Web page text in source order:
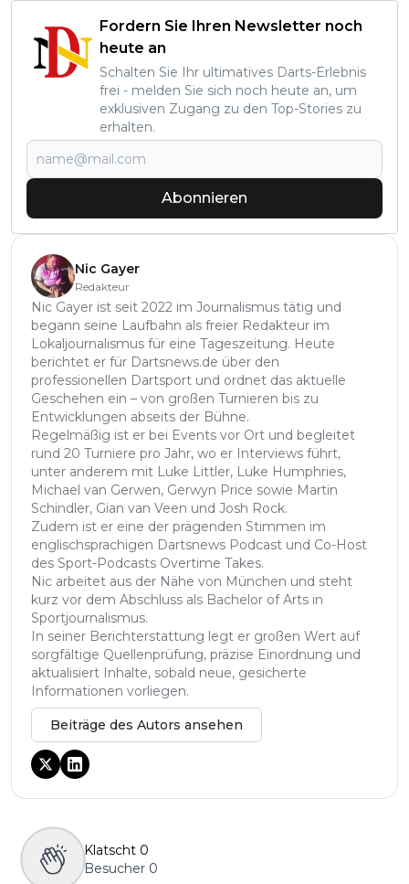
Fordern Sie Ihren Newsletter noch
heute an
Schalten Sie Ihr ultimatives Darts-Erlebnis
frei - melden Sie sich noch heute an, um
exklusiven Zugang zu den Top-Stories zu
erhalten.
Abonnieren
Nic Gayer
Redakteur
Nic Gayer ist seit 2022 im Journalismus tätig und
begann seine Laufbahn als freier Redakteur im
Lokaljournalismus für eine Tageszeitung. Heute
berichtet er für Dartsnews.de über den
professionellen Dartsport und ordnet das aktuelle
Geschehen ein – von großen Turnieren bis zu
Entwicklungen abseits der Bühne.
Regelmäßig ist er bei Events vor Ort und begleitet
rund 20 Turniere pro Jahr, wo er Interviews führt,
unter anderem mit Luke Littler, Luke Humphries,
Michael van Gerwen, Gerwyn Price sowie Martin
Schindler, Gian van Veen und Josh Rock.
Zudem ist er eine der prägenden Stimmen im
englischsprachigen Dartsnews Podcast und Co-Host
des Sport-Podcasts Overtime Takes.
Nic arbeitet aus der Nähe von München und steht
kurz vor dem Abschluss als Bachelor of Arts in
Sportjournalismus.
In seiner Berichterstattung legt er großen Wert auf
sorgfältige Quellenprüfung, präzise Einordnung und
aktualisiert Inhalte, sobald neue, gesicherte
Informationen vorliegen.
Beiträge des Autors ansehen
Klatscht 0
Besucher 0